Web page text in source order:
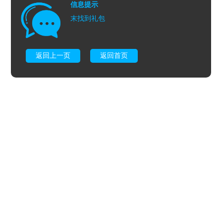
信息提示
末找到礼包
返回上一页 返回首页